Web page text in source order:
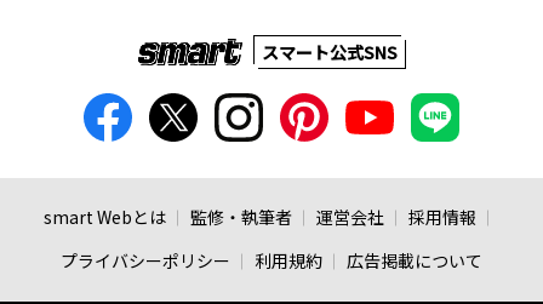
スマート公式SNS
smart Webとは 監修・執筆者 運営会社
採用情報
プライバシーポリシー
利用規約 広告掲載について